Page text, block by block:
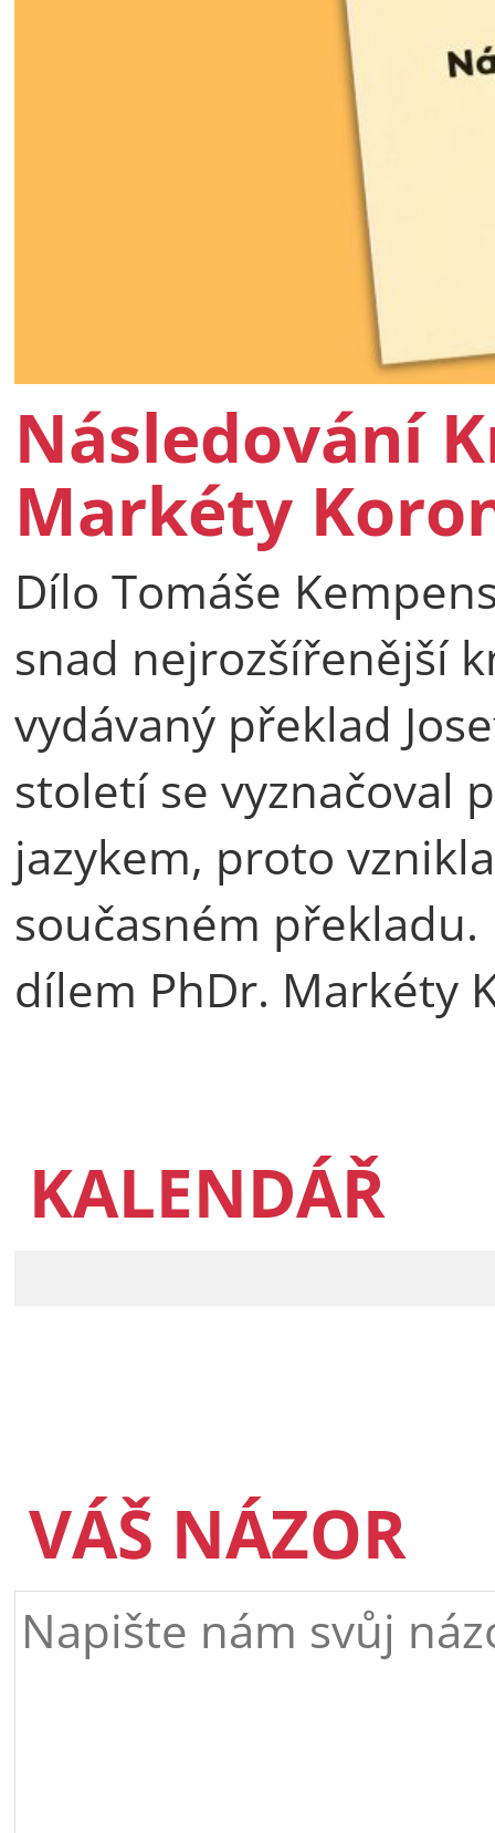
Následování
Markéty
Dílo Tomáše
snad nejrozšířenější
vydávaný překlad
století se vyznačoval
jazykem, proto
současném
dílem PhDr. Markéty
KALENDÁŘ
VÁŠ NÁZOR